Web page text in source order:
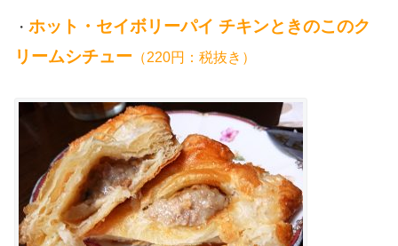
・ ホット・セイボリーパイ チキンときのこのク
リームシチュー （220円：税抜き）